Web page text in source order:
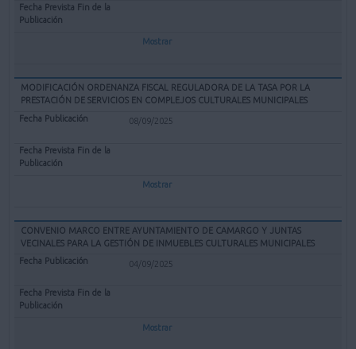
Mostrar
MODIFICACIÓN ORDENANZA FISCAL REGULADORA DE LA TASA POR LA
PRESTACIÓN DE SERVICIOS EN COMPLEJOS CULTURALES MUNICIPALES
08/09/2025
Mostrar
CONVENIO MARCO ENTRE AYUNTAMIENTO DE CAMARGO Y JUNTAS
VECINALES PARA LA GESTIÓN DE INMUEBLES CULTURALES MUNICIPALES
04/09/2025
Mostrar